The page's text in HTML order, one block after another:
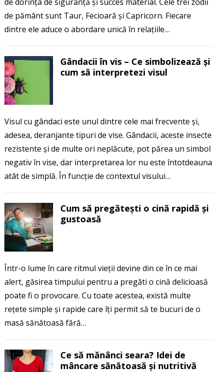
de pământ sunt Taur, Fecioară și Capricorn. Fiecare
dintre ele aduce o abordare unică în relațiile…
Gândacii în vis – Ce simbolizează și
cum să interpretezi visul
Visul cu gândaci este unul dintre cele mai frecvente și,
adesea, deranjante tipuri de vise. Gândacii, aceste insecte
rezistente și de multe ori neplăcute, pot părea un simbol
negativ în vise, dar interpretarea lor nu este întotdeauna
atât de simplă. În funcție de contextul visului…
Cum să pregătești o cină rapidă și
gustoasă
Într-o lume în care ritmul vieții devine din ce în ce mai
alert, găsirea timpului pentru a pregăti o cină delicioasă
poate fi o provocare. Cu toate acestea, există multe
rețete simple și rapide care îți permit să te bucuri de o
masă sănătoasă fără…
Ce să mănânci seara? Idei de
mâncare sănătoasă și nutritivă